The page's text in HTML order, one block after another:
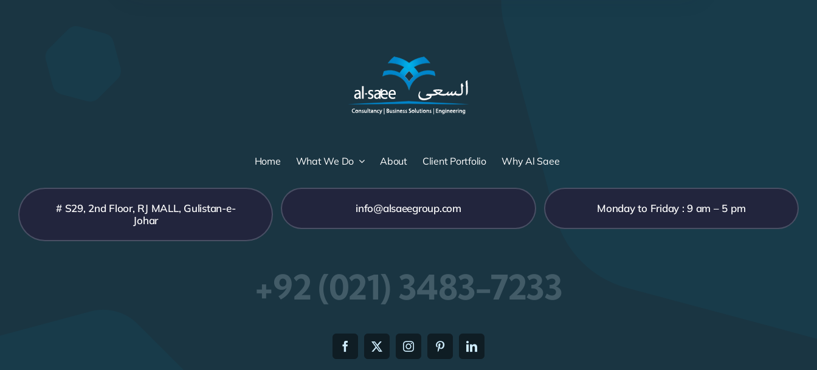
Home What We Do About Client Portfolio Why Al Saee
# S29, 2nd Floor, RJ MALL, Gulistan-e-
Johar
info@alsaeegroup.com Monday to Friday : 9 am – 5 pm
+92 (021) 3483-7233